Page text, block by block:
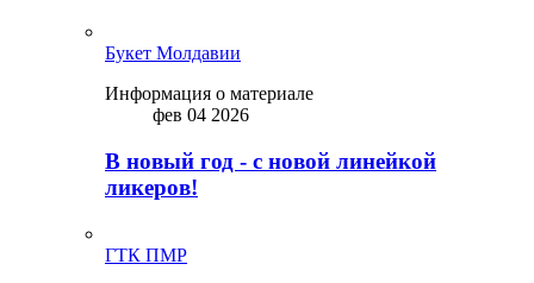
Букет Молдавии
Информация о материале
фев 04 2026
В новый год - с новой линейкой
ликepoв!
ГТК ПМР